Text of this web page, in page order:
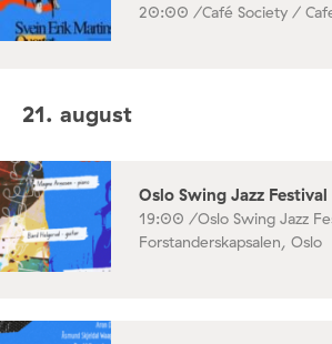
20:00 /Café Society /
21. august
Oslo Swing Jazz
19:00 /Oslo Swing Jazz
Forstanderskapsalen, Oslo